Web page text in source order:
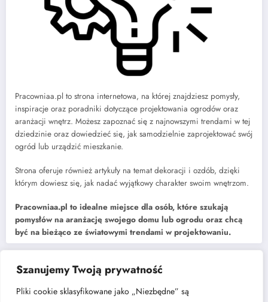
Szanujemy Twoją prywatność
Pliki cookie sklasyfikowane jako „Niezbędne” są
Pracowniaa.pl to strona internetowa, na której znajdziesz pomysły,
inspiracje oraz poradniki dotyczące projektowania ogrodów oraz
aranżacji wnętrz. Możesz zapoznać się z najnowszymi trendami w tej
dziedzinie oraz dowiedzieć się, jak samodzielnie zaprojektować swój
ogród lub urządzić mieszkanie.
Strona oferuje również artykuły na temat dekoracji i ozdób, dzięki
którym dowiesz się, jak nadać wyjątkowy charakter swoim wnętrzom.
Pracowniaa.pl to idealne miejsce dla osób, które szukają
pomysłów na aranżację swojego domu lub ogrodu oraz chcą
być na bieżąco ze światowymi trendami w projektowaniu.
Najnowsze